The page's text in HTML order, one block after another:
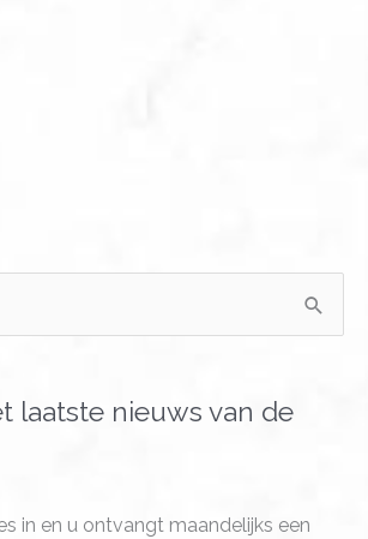
laatste nieuws van de
in en u ontvangt maandelijks een